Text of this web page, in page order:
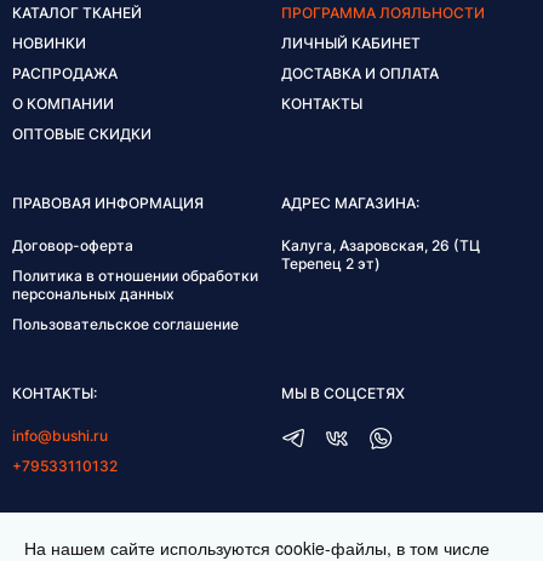
КАТАЛОГ ТКАНЕЙ
НОВИНКИ
РАСПРОДАЖА
О КОМПАНИИ
ОПТОВЫЕ СКИДКИ
ПРОГРАММА ЛОЯЛЬНОСТИ
ЛИЧНЫЙ КАБИНЕТ
ДОСТАВКА И ОПЛАТА
КОНТАКТЫ
ПРАВОВАЯ ИНФОРМАЦИЯ
Договор-оферта
Политика в отношении обработки
персональных данных
Пользовательское соглашение
АДРЕС МАГАЗИНА:
Калуга, Азаровская, 26 (ТЦ
Терепец 2 эт)
КОНТАКТЫ:
info@bushi.ru
+79533110132
МЫ В СОЦСЕТЯХ
На нашем сайте используются cookie-файлы, в том числе